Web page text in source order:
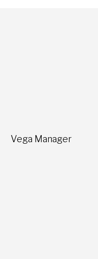
Vega Manager